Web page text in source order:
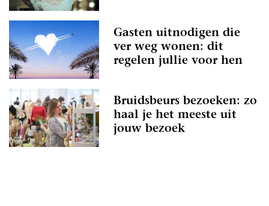
Gasten uitnodigen die
ver weg wonen: dit
regelen jullie voor hen
Bruidsbeurs bezoeken: zo
haal je het meeste uit
jouw bezoek